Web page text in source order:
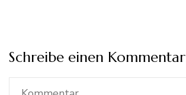
Schreibe einen Kommentar